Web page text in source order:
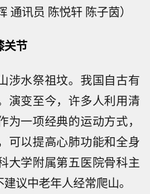
通讯员 陈悦轩 陈子茵）
关节
涉水祭祖坟。我国自古有
演变至今，许多人利用清
一项经典的运动方式，
可以提高心肺功能和全身
大学附属第五医院骨科主
议中老年人经常爬山。